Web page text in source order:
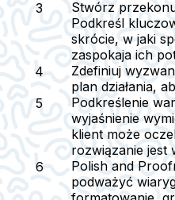
Stwórz
Podkreśl
skrócie, w jaki
zaspokaja ich
Zdefiniuj
plan działania,
Podkreślenie
wyjaśnienie
klient może
rozwiązanie jest
Polish and
podważyć